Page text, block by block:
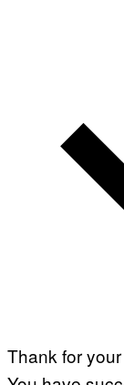
Thank for